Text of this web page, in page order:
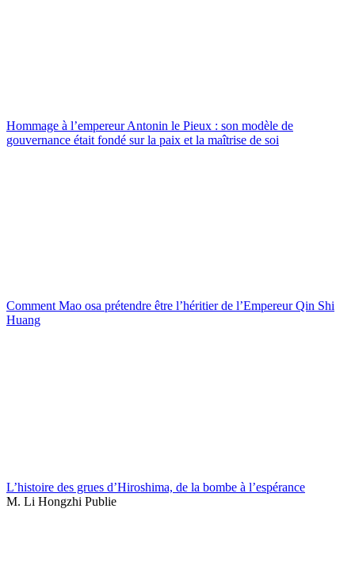
Hommage à l’empereur Antonin le Pieux : son modèle de
gouvernance était fondé sur la paix et la maîtrise de soi
Comment Mao osa prétendre être l’héritier de l’Empereur Qin Shi
Huang
L’histoire des grues d’Hiroshima, de la bombe à l’espérance
M. Li Hongzhi Publie